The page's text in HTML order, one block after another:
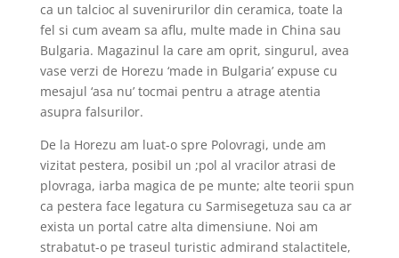
ca un talcioc al suvenirurilor din ceramica, toate la
fel si cum aveam sa aflu, multe made in China sau
Bulgaria. Magazinul la care am oprit, singurul, avea
vase verzi de Horezu ‘made in Bulgaria’ expuse cu
mesajul ‘asa nu’ tocmai pentru a atrage atentia
asupra falsurilor.
De la Horezu am luat-o spre Polovragi, unde am
vizitat pestera, posibil un ;pol al vracilor atrasi de
plovraga, iarba magica de pe munte; alte teorii spun
ca pestera face legatura cu Sarmisegetuza sau ca ar
exista un portal catre alta dimensiune. Noi am
strabatut-o pe traseul turistic admirand stalactitele,